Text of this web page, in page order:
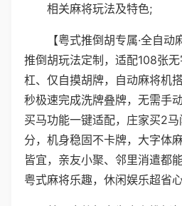
相关麻将玩法及特色;
【粤式推倒胡专属·全自
推倒胡玩法定制，适配108张
杠、仅自摸胡牌，自动麻将机
秒极速完成洗牌叠牌，无需手
买马功能一键适配，庄家买2
分，机身稳固不卡牌，大字体
皆宜，亲友小聚、邻里消遣都
粤式麻将乐趣，休闲娱乐超省心